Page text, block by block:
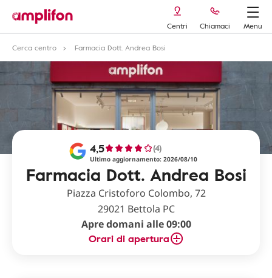
Centri Chiamaci
Menu
Cerca centro
Farmacia Dott. Andrea Bosi
Farmacia Dott. Andrea Bosi
4,5 (4)
Ultimo aggiornamento: 2026/08/10
Piazza Cristoforo Colombo, 72
29021 Bettola PC
Apre domani alle 09:00
Orari di apertura